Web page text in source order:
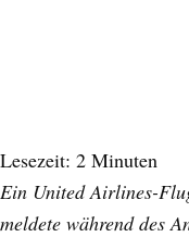
Lesezeit: 2 Minuten
Ein United Airlines-
meldete während des